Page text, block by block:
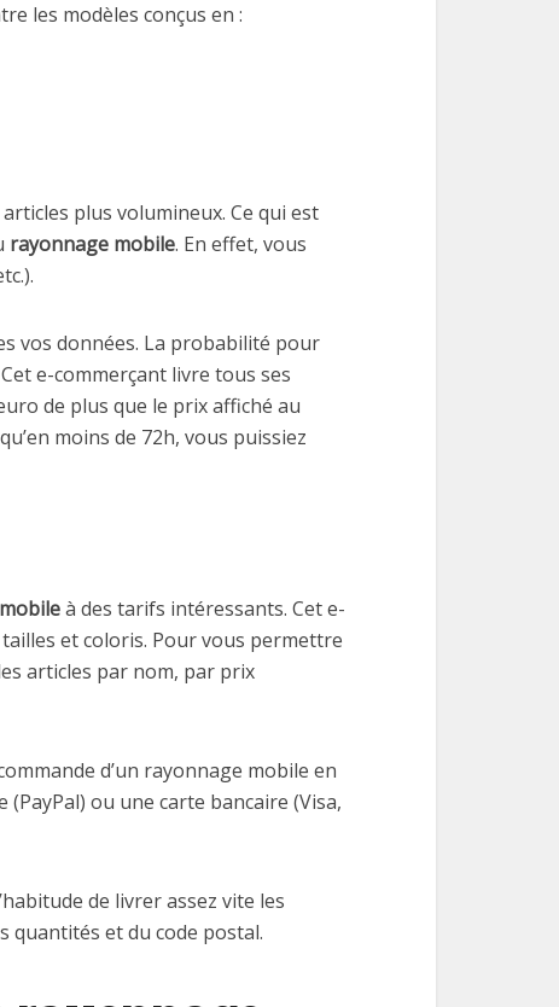
les modèles conçus en :
plus volumineux. Ce qui est
rayonnage mobile. En effet, vous
vos données. La probabilité pour
e-commerçant livre tous ses
de plus que le prix affiché au
moins de 72h, vous puissiez
à des tarifs intéressants. Cet e-
et coloris. Pour vous permettre
articles par nom, par prix
d’un rayonnage mobile en
ou une carte bancaire (Visa,
de livrer assez vite les
quantités et du code postal.